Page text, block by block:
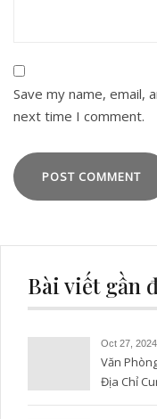
Save my name, email,
next time I comment.
Bài viết gần
Oct 27, 2024
Văn
Địa Chỉ
Phẩm Uy